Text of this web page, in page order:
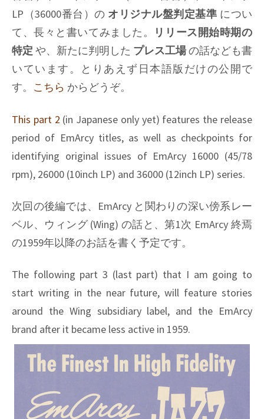
LP（36000番台）の オリジナル盤判定基準 につい
て、長々と書いてみました。
リリース開始時期の
特定 や、新たに判明した プレス工場の話なども書
いています。とりあえず日本語版だけの公開で
す。 こちら からどうぞ。
This part 2 (in Japanese only yet) features the release
period of EmArcy titles, as well as checkpoints for
identifying original issues of EmArcy 16000 (45/78
rpm), 26000 (10inch LP) and 36000 (12inch LP) series.
次回の後編では、EmArcy と関わりの深い傍系レー
ベル、ウィング (Wing) の話と、第1次 EmArcy 終焉
の1959年以降のお話を書く予定です。
The following part 3 (last part) that I am going to
start writing in the near future, will feature stories
around the Wing subsidiary label, and the EmArcy
brand after it became less active in 1959.